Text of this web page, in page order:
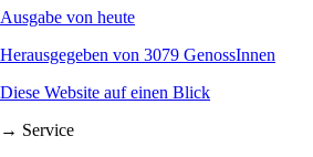
Ausgabe von heute
Herausgegeben von 3079 GenossInnen
Diese Website auf einen Blick
→ Service